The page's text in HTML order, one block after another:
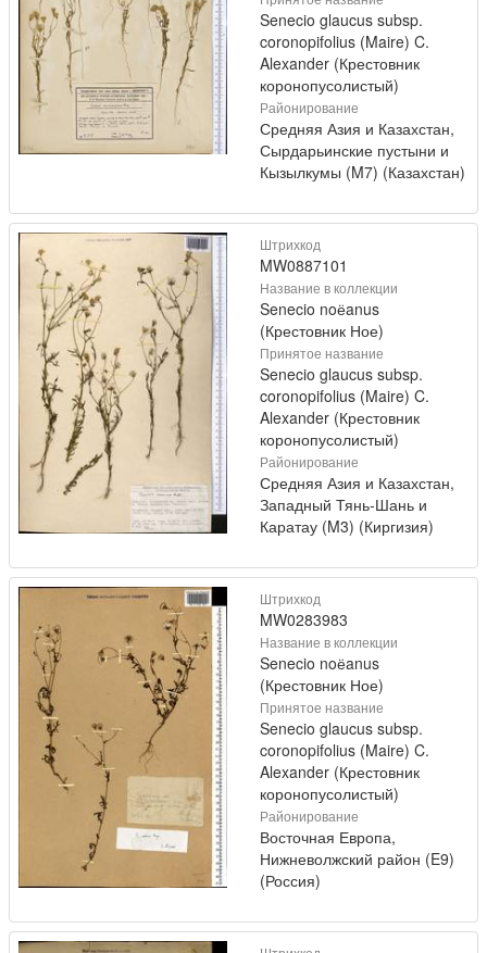
Senecio glaucus subsp.
coronopifolius (Maire) C.
Alexander (Крестовник
коронопусолистый)
Районирование
Средняя Азия и Казахстан,
Сырдарьинские пустыни и
Кызылкумы (M7) (Казахстан)
Штрихкод
MW0887101
Название в коллекции
Senecio noёanus
(Крестовник Ное)
Принятое название
Senecio glaucus subsp.
coronopifolius (Maire) C.
Alexander (Крестовник
коронопусолистый)
Районирование
Средняя Азия и Казахстан,
Западный Тянь-Шань и
Каратау (M3) (Киргизия)
Штрихкод
MW0283983
Название в коллекции
Senecio noёanus
(Крестовник Ное)
Принятое название
Senecio glaucus subsp.
coronopifolius (Maire) C.
Alexander (Крестовник
коронопусолистый)
Районирование
Восточная Европа,
Нижневолжский район (E9)
(Россия)